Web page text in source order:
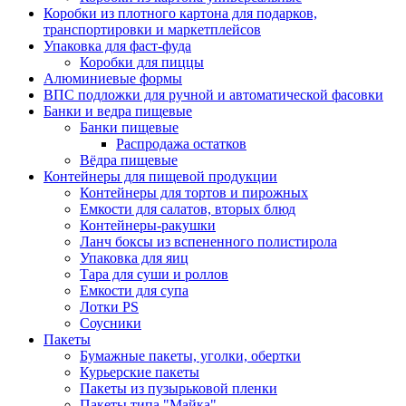
Коробки из плотного картона для подарков,
транспортировки и маркетплейсов
Упаковка для фаст-фуда
Коробки для пиццы
Алюминиевые формы
ВПС подложки для ручной и автоматической фасовки
Банки и ведра пищевые
Банки пищевые
Распродажа остатков
Вёдра пищевые
Контейнеры для пищевой продукции
Контейнеры для тортов и пирожных
Емкости для салатов, вторых блюд
Контейнеры-ракушки
Ланч боксы из вспененного полистирола
Упаковка для яиц
Тара для суши и роллов
Емкости для супа
Лотки PS
Соусники
Пакеты
Бумажные пакеты, уголки, обертки
Курьерские пакеты
Пакеты из пузырьковой пленки